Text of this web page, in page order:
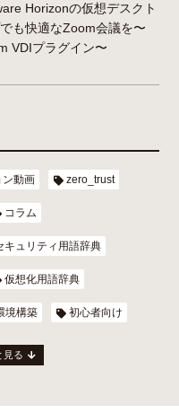
Horizonの仮想デスクト
も快適なZoom会議を〜
VDIプラグイン〜
ン動画 zero_trust
コラム
キュリティ用語辞典
仮想化用語辞典
境構築 初心者向け
見る